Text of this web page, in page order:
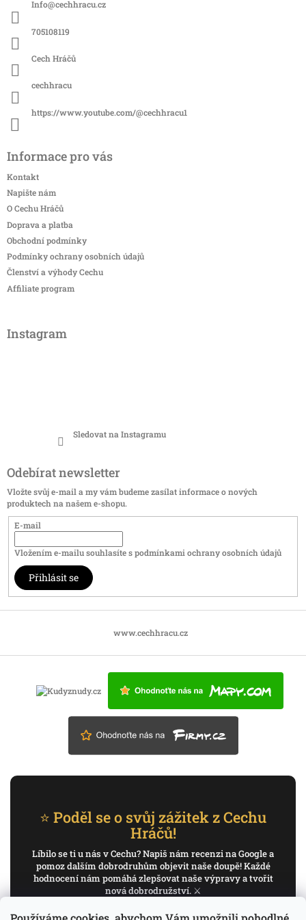
Info@cechhracu.cz
705108119
Cech Hráčů
cechhracu
https://www.youtube.com/@cechhracu1
Informace pro vás
Kontakt
Napište nám
O Cechu Hráčů
Doprava a platba
Obchodní podmínky
Podmínky ochrany osobních údajů
Členství a výhody Cechu
Affiliate program
Instagram
Sledovat na Instagramu
Odebírat newsletter
Vložte svůj e-mail a my vám budeme zasílat informace o nových
produktech na našem e-shopu.
E-mail
Vložením e-mailu souhlasíte spodmínkami ochrany osobních údajů
Přihlásit se
www.cechhracu.cz
⭐ Poděl se o svůj zážitek z Cechu
Hráčů!
Líbilo se ti u nás v Cechu? Napiš nám recenzi na Google a
pomoz dalším dobrodruhům objevit naše doupě! Každé
hodnocení nám pomáhá zlepšovat naše výpravy a tvořit
nová dobrodružství. ⚔️